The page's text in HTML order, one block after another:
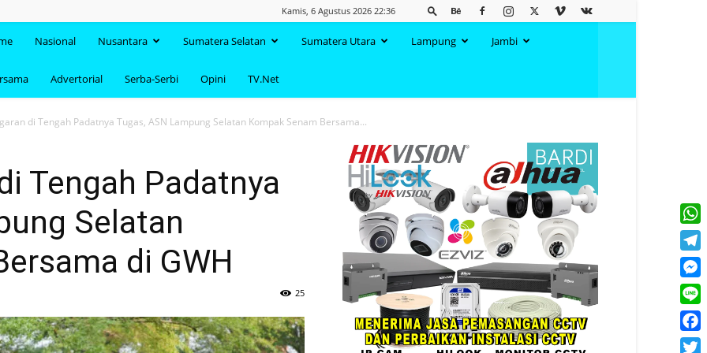
Kamis, 6 Agustus 2026 22:36
Nasional Nusantara Sumatera Selatan Sumatera Utara Lampung Jambi
Advertorial Serba-Serbi Opini TV.Net
di Tengah Padatnya Tugas, ASN Lampung Selatan Kompak Senam Bersama...
Tengah Padatnya
Selatan
di GWH
25
Line